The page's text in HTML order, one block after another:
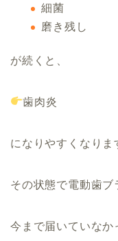
細菌
磨き残し
が続くと、
歯肉炎
になりやすくなりま
その状態で電動歯ブ
今まで届いていなか